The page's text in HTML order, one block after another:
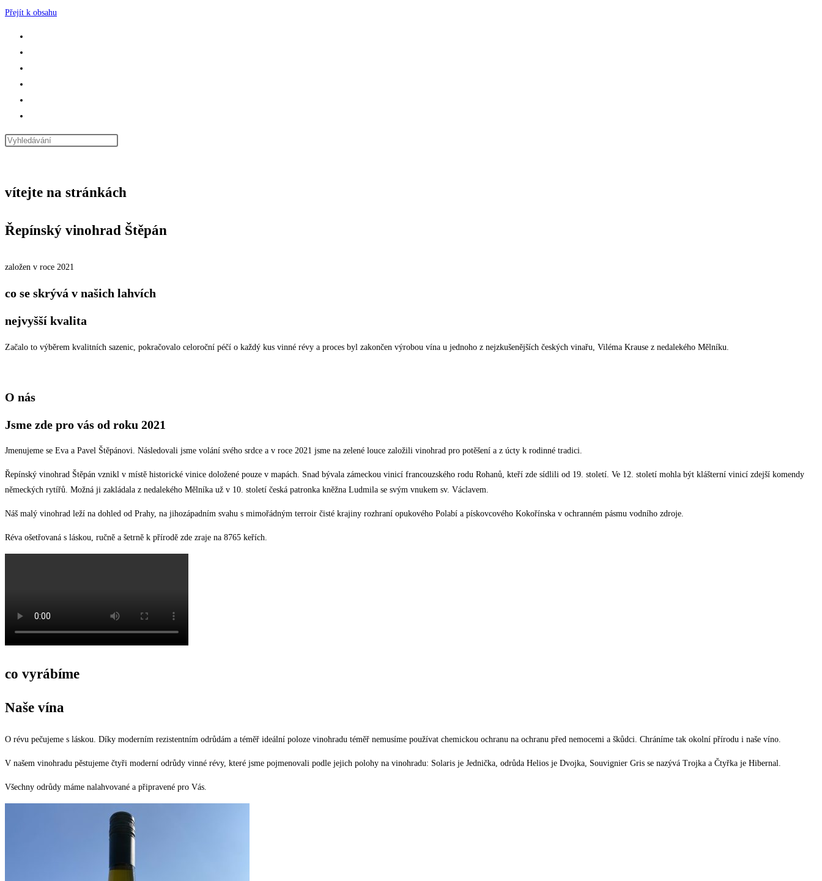
Přejít k obsahu
vítejte na stránkách
Řepínský vinohrad Štěpán
založen v roce 2021
co se skrývá v našich lahvích
nejvyšší kvalita
Začalo to výběrem kvalitních sazenic, pokračovalo celoroční péčí o každý kus vinné révy a proces byl zakončen výrobou vína u jednoho z nejzkušenějších českých vinařu, Viléma Krause z nedalekého Mělníku.
O nás
Jsme zde pro vás od roku 2021
Jmenujeme se Eva a Pavel Štěpánovi. Následovali jsme volání svého srdce a v roce 2021 jsme na zelené louce založili vinohrad pro potěšení a z úcty k rodinné tradici.
Řepínský vinohrad Štěpán vznikl v místě historické vinice doložené pouze v mapách. Snad bývala zámeckou vinicí francouzského rodu Rohanů, kteří zde sídlili od 19. století. Ve 12. století mohla být klášterní vinicí zdejší komendy
německých rytířů. Možná ji zakládala z nedalekého Mělníka už v 10. století česká patronka kněžna Ludmila se svým vnukem sv. Václavem.
Náš malý vinohrad leží na dohled od Prahy, na jihozápadním svahu s mimořádným terroir čisté krajiny rozhraní opukového Polabí a pískovcového Kokořínska v ochranném pásmu vodního zdroje.
Réva ošetřovaná s láskou, ručně a šetrně k přírodě zde zraje na 8765 keřích.
co vyrábíme
Naše vína
O révu pečujeme s láskou. Díky moderním rezistentním odrůdám a téměř ideální poloze vinohradu téměř nemusíme používat chemickou ochranu na ochranu před nemocemi a škůdci. Chráníme tak okolní přírodu i naše víno.
V našem vinohradu pěstujeme čtyři moderní odrůdy vinné révy, které jsme pojmenovali podle jejich polohy na vinohradu: Solaris je Jednička, odrůda Helios je Dvojka, Souvignier Gris se nazývá Trojka a Čtyřka je Hibernal.
Všechny odrůdy máme nalahvované a připravené pro Vás.